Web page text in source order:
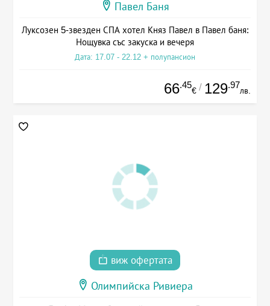
Павел Баня
Луксозен 5-звезден СПА хотел Княз Павел в Павел баня:
Нощувка със закуска и вечеря
Дата: 17.07 - 22.12 + полупансион
66.45
€ / 129.97
лв.
виж офертата
Олимпийска Ривиера